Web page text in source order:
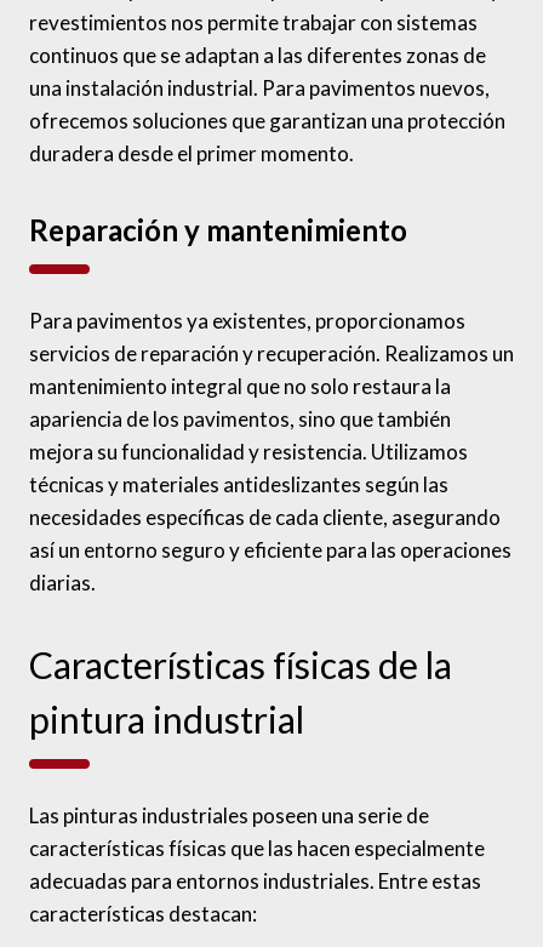
revestimientos nos permite trabajar con sistemas
continuos que se adaptan a las diferentes zonas de
una instalación industrial. Para pavimentos nuevos,
ofrecemos soluciones que garantizan una protección
duradera desde el primer momento.
Reparación y mantenimiento
Para pavimentos ya existentes, proporcionamos
servicios de reparación y recuperación. Realizamos un
mantenimiento integral que no solo restaura la
apariencia de los pavimentos, sino que también
mejora su funcionalidad y resistencia. Utilizamos
técnicas y materiales antideslizantes según las
necesidades específicas de cada cliente, asegurando
así un entorno seguro y eficiente para las operaciones
diarias.
Características físicas de la
pintura industrial
Las pinturas industriales poseen una serie de
características físicas que las hacen especialmente
adecuadas para entornos industriales. Entre estas
características destacan: